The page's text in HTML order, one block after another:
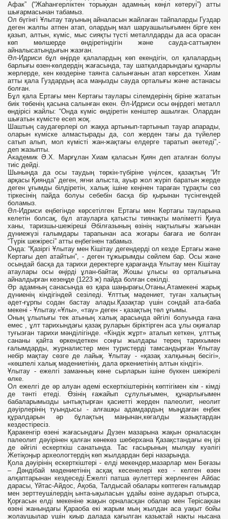
Афак” (“Жаһангерліктен торыққан адамның көңіл көтеруі”) атты
шығармасынан табамыз.
Ол бүгінгі Ұлытау тауының айналасын жайлаған тайпаларды Гуздар
деген жалпы атпен атап, олардың мал шаруашылығымен бірге кен
қазып, алтын, күміс, мыс сияқты түсті металлдарды да аса орасан
көп мөлшерде өндіретіндігін және сауда-саттықпен
айналысатындығын жазған.
Әл-Идриси бұл өңірде қалалардың көп екендігін, ол қалалардың
барлығы өзен-көлдердің жағасында, тау шатқалдарындағы құнарлы
жерлерде, кен көздеріне таянта салынғанын атап көрсеткен. Хиам
атты қала Гуздардың аса маңызды сауда орталығы және астанасы
болған.
Бұл қала Ертағы мен Кертағы таулары сілемдерінің біріне жататын
биік төбенің қасына салынған екен. Әл-Идриси осы өңірдегі металл
өндірісі жайлы: “Онда күміс өндіретін кеніштер ашылған. Олардан
шығатын күмісте есеп жоқ.
Шаштың саудагерлері ол жаққа артынып-тартынып тауар апарады,
оларын күміске алмастырады да, сол жерден тағы да түйелер
сатып алып, мол күмісті жан-жақтағы елдерге таратып әкетеді”,-
деп жазыпты.
Академик Ә.Х. Марғұлан Хиам қаласын Қиян деп аталған болуы
тиіс дейді.
Шынында да осы таудың төркін-түбіріне үңілсек, қазақтың “Ит
арқасы Қиянда” деген, яғни алыста, ауыр жол жүріп баратын жерде
деген ұғымды білдіретін, халық ішіне кеңінен тараған тұрақты сөз
тіркесінің пайда болуы себебін басқа бір қырынан түсінгендей
боламыз.
Әл-Идриси еңбегінде көрсетілген Ертағы мен Кертағы тауларына
келетін болсақ, бұл атауларға қатысты тиянақты мәліметті Қиуа
ханы, таризшы-шежіреші Әбілғазының өзінің нақтылығы жағынан
дүниежүзі ғалымдары тарапынан аса жоғары бағаға ие болған
“Түрік шежіресі” атты еңбегінен табамыз.
Онда: “Қазіргі Ұлытау мен Кішітау дегендерді ол кезде Ертағы және
Кертағы деп атайтын”, - деген тұжырымды сөйлем бар. Осы және
осындай басқа да тарихи деректерге қарағанда Ұлытау мен Кішітау
атаулары осы өңірді ұлан-байтақ Жошы ұлысы өз орталығына
айналдырған кезеңде (1223 ж) пайда болған секілді.
Әр адамның санасында өз қара шаңырағы,Отаны,Атамекені жарық
дүниенің кіндігіндей сезіледі. Ұлттық мәдениет, туған халықтың
әдет-ғұрпы содан бастау алады.Қазақтар үшін сондай ата-баба
мекені - Ұлытау.«Ұлы», «тау» деген - қазақтың төл ұғымы.
Оның ұлылығы тек атының халық арасында әйгілі болуында ғана
емес , ұлт тарихындағы қазақ руларын біріктірген аса ұлы оқиғалар
туғызған тарихи мәнділігінде. «Кіндік жұрт» аталып кеткен, ұлттық
сананы қайта өркендеткен соңғы жылдары терең тарихымен
ғалымдарды, журналистер мен туристерді тамсандырған Ұлытау
небір мақтау сөзге де лайық. Ұлытау - «қазақ халқының бесігі»,
«көшпелі халық мәдениетінің, дала өркениетінің алтын кіндігі».
Ұлытау - ежелгі заманның көне сырларын ішіне бүккен шежірелі
өлке.
Ол ежелгі де әр алуан әдемі ескерткіштерінің көптігімен кім - кімді
де тәнті етеді. Өзінің ғажайып сұлулығымен, құнарлығымен
бабаларымызды ынтықтырған қасиетті жерден палеолит, неолит
дәуірлерінің туындысы - алғашқы адамдардың мыңдаған еңбек
құралдарын әр бұлақтың маңынан,көгалды жазықтардан
кездестіресіз.
Қаракенгір өзені жағасындағы Дүзен мазарына жақын орналасқан
палеолит дәуірінен қалған көнекөз шеберхана Қазақстандағы ең ірі
де әйгілі ескерткіш санатында. Тас ғасырының мылқау куәлігі
Жетіқоңыр археологтердің көп жылдардан бері назарында.
Қола дәуірінің ескерткіштері - елді мекендер,мазарлар мен Беғазы
– Дәндібай мәдениетінің асқақ кесенелері кез - келген өзен
алқаптарынан кездеседі.Ежелгі патша әулеттері жерленген Айбас
дарасы, Үйтас-Айдос, Ақоба, Талдысай обалары көптеген ғалымдар
мен зерттеушілердің ынта-ықыласын ұдайы өзіне аударып отырса,
Қорғасын елді мекеніне жақын орналасқан обалар мен Терісақкан
өзені жанындағы Қараоба екі жарым мың жылдан аса уақыт бойы
жолаушылар үшін қиыр далада қағылган қазықтай нақты нысана